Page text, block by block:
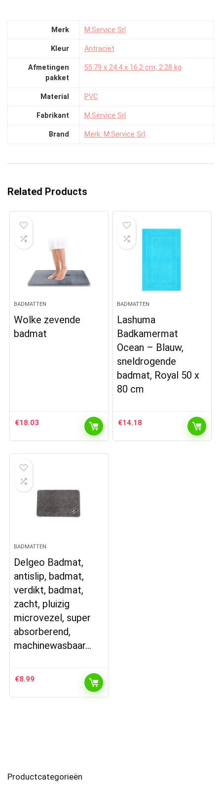
Merk ‎M.Service Srl
Kleur ‎Antraciet
Afmetingen
pakket
‎55.79 x 24.4 x 16.2 cm; 2.28 kg
Material ‎PVC
Fabrikant ‎M.Service Srl
Brand Merk: M.Service Srl
Related Products
BADMATTEN
Wolke zevende
badmat
€18.03
BADMATTEN
Lashuma
Badkamermat
Ocean – Blauw,
sneldrogende
badmat, Royal 50 x
80 cm
€14.18
BADMATTEN
Delgeo Badmat,
antislip, badmat,
verdikt, badmat,
zacht, pluizig
microvezel, super
absorberend,
machinewasbaar…
€8.99
Productcategorieën